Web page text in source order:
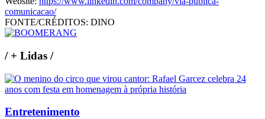
comunicacao/
FONTE/CRÉDITOS: DINO
/+ Lidas /
Entretenimento